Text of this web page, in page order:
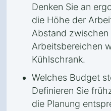
Denken Sie an
die Höhe der
Abstand
Arbeitsbereichen
Kühlschrank.
Welches Budget
Definieren Sie
die Planung